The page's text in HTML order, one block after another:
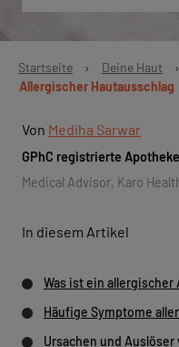
Startseite › Deine Haut ›
Allergischer Hautausschlag
Von Mediha Sarwar
GPhC registrierte
Medical Advisor, Karo
In diesem Artikel
Was ist ein allergischer
Häufige Symptome
Ursachen und